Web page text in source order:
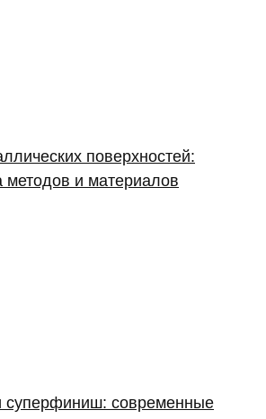
поверхностей:
методов и материалов
суперфиниш: современные